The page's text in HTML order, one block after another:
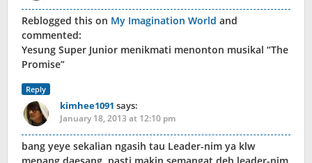
Reblogged this on My Imagination World and
commented:
Yesung Super Junior menikmati menonton musikal “The
Promise”
Reply
kimhee1091 says:
January 18, 2013 at 12:10 pm
bang yeye sekalian ngasih tau Leader-nim ya klw